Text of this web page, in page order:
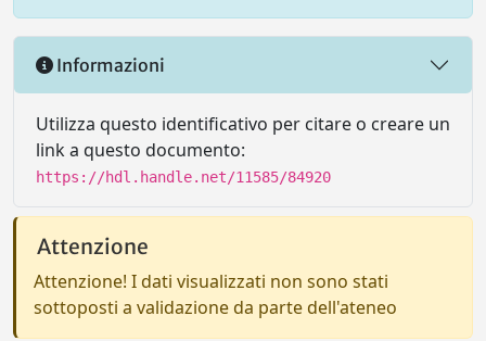
Informazioni
Utilizza questo identificativo per citare o creare un
link a questo documento:
https://hdl.handle.net/11585/84920
Attenzione
Attenzione! I dati visualizzati non sono stati
sottoposti a validazione da parte dell'ateneo